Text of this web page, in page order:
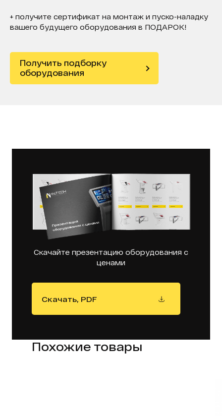
+ получите сертификат на монтаж и пуско-наладку
вашего будущего оборудования в ПОДАРОК!
Получить подборку
оборудования
Скачайте презентацию оборудования с
ценами
Скачать, PDF
Похожие товары